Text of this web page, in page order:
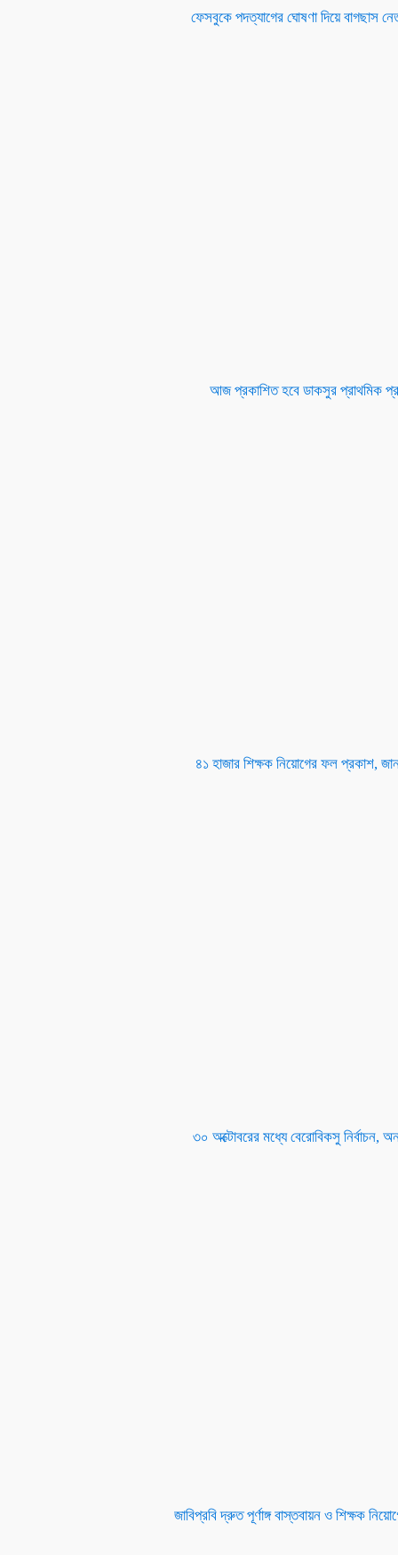
ফেসবুকে পদত্যাগের ঘোষণা দিয়ে বাগছাস
আজ প্রকাশিত হবে ডাকসুর প্রাথমিক
৪১ হাজার শিক্ষক নিয়োগের ফল প্রকাশ,
৩০ অক্টোবরের মধ্যে বেরোবিকসু নির্বাচন,
জাবিপ্রবি দ্রুত পূর্ণাঙ্গ বাস্তবায়ন ও শিক্ষক